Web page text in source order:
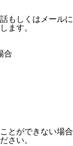
もしくはメールに
ます。
合
とができない場合
さい。